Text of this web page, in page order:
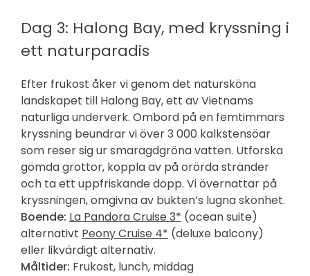
Dag 3: Halong Bay, med kryssning i
ett naturparadis
Efter frukost åker vi genom det natursköna
landskapet till Halong Bay, ett av Vietnams
naturliga underverk. Ombord på en femtimmars
kryssning beundrar vi över 3 000 kalkstensöar
som reser sig ur smaragdgröna vatten. Utforska
gömda grottor, koppla av på orörda stränder
och ta ett uppfriskande dopp. Vi övernattar på
kryssningen, omgivna av bukten’s lugna skönhet.
Boende: La Pandora Cruise 3* (ocean suite)
alternativt Peony Cruise 4* (deluxe balcony)
eller likvärdigt alternativ.
Måltider: Frukost, lunch, middag